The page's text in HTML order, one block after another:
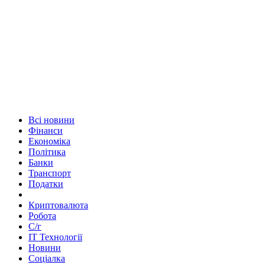
Всі новини
Фінанси
Економіка
Політика
Банки
Транспорт
Податки
Криптовалюта
Робота
С/г
ІТ Технології
Новини
Соціалка